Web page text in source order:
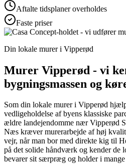
Aftalte tidsplaner overholdes
Faste priser
Din lokale murer i Vipperød
Murer Vipperød - vi
bygningsmassen og
Som din lokale murer i Vipperød
vedligeholdelse af byens klassiske
ældre landejendomme nær Vipperød
Næs kræver murerarbejde af høj
vejr, når man bor med direkte kig til
på det solide håndværk og kender de
bevarer sit særpræg og holder i mange